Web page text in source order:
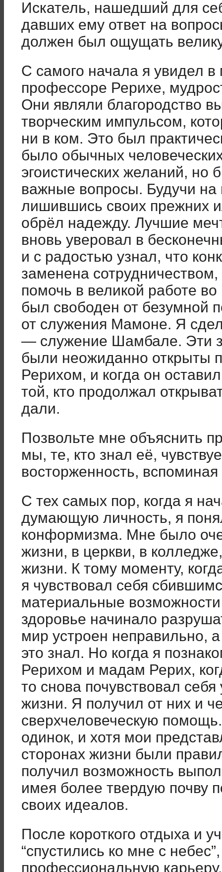
Искатель, нашедший для
давших ему ответ на
должен был ощущать
С самого начала я увидел
профессоре Рерихе,
Они являли благородство
творческим импульсом,
ни в ком. Это был
было обычных
эгоистических желаний, но
важные вопросы. Будучи на
лишившись своих прежних
обрёл надежду. Лучшие
вновь уверовал в
и с радостью узнал, что
заменена
помочь в великой работе
был свободен от безумной
от служения Мамоне. Я
— служение Шамбале. Эти
были неожиданно открыты
Рерихом, и когда он
той, кто продолжал
дали.
Позвольте мне объяснить
мы, те, кто знал её,
восторженность,
С тех самых пор, когда я
думающую личность, я
конформизма. Мне было
жизни, в церкви, в
жизни. К тому моменту,
я чувствовал себя
материальные
здоровье начинало
мир устроен неправильно,
это знал. Но когда я
Рерихом и мадам Рерих,
то снова почувствовал
жизни. Я получил от них и
сверхчеловеческую
одинок, и хотя мои
сторонах жизни были
получил возможность
имея более твердую почву
своих идеалов.
После короткого отдыха и
“спустились ко мне с
профессиональную